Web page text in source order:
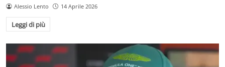
Alessio Lento 14 Aprile 2026
Leggi di più